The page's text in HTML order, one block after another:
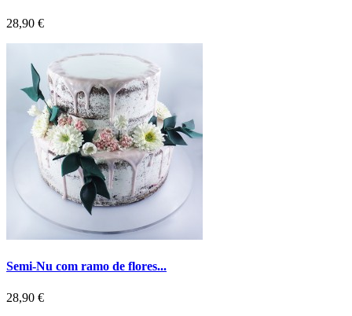
Preço
28,90 €
Semi-Nu com ramo de flores...
Preço
28,90 €